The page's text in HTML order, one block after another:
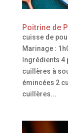
Poitrine de
cuisse de
Marinage :
Ingrédients
cuillères à
émincées 2
cuillères...